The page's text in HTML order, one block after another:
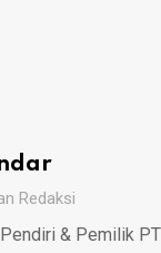
Redaksi
& Pemilik